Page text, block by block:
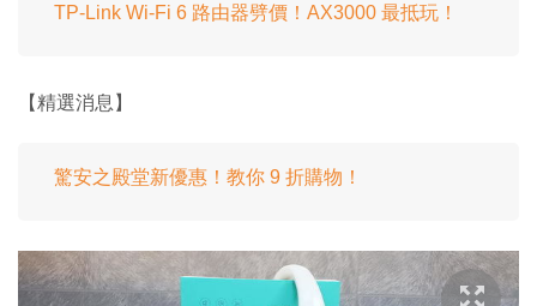
TP-Link Wi-Fi 6 路由器劈價！AX3000 最抵玩！
【精選消息】
驚安之殿堂新優惠！教你 9 折購物！